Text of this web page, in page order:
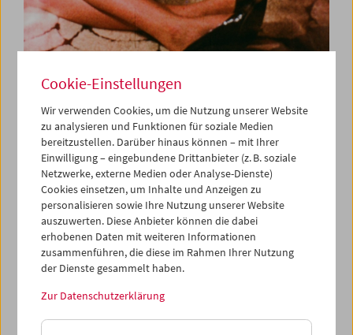
Was ist Film:
Programm 43–62
Jeden Dienstag
Peter Kubelka gestaltete 1996 aus Anlass der
Hundertjahrfeier des Kinos das Zyklische Programm
ist Film.Das Programm definiert, so Kubelka, "durch
Beispiele den Film als eigenständige Kunstgattung, als
Werkzeug, welches neue Denkweisen vermittelt. Es wird
damit jungen Filmemachern und allen, die sich ernsthaft
Programmenein grundlegender Überblick geboten."
Cookie-Einstellungen
Wir verwenden Cookies, um die Nutzung unserer Website
zu analysieren und Funktionen für soziale Medien
bereitzustellen. Darüber hinaus können – mit Ihrer
Einwilligung – eingebundene Drittanbieter (z. B. soziale
Netzwerke, externe Medien oder Analyse-Dienste)
Cookies einsetzen, um Inhalte und Anzeigen zu
personalisieren sowie Ihre Nutzung unserer Website
auszuwerten. Diese Anbieter können die dabei
erhobenen Daten mit weiteren Informationen
zusammenführen, die diese im Rahmen Ihrer Nutzung
der Dienste gesammelt haben.
Zur Datenschutzerklärung